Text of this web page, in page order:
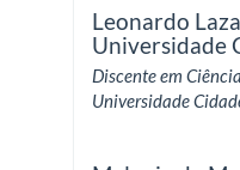
Leonardo
Universidade
Discente em
Universidade